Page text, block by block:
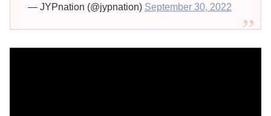
— JYPnation (@jypnation) September 30, 2022